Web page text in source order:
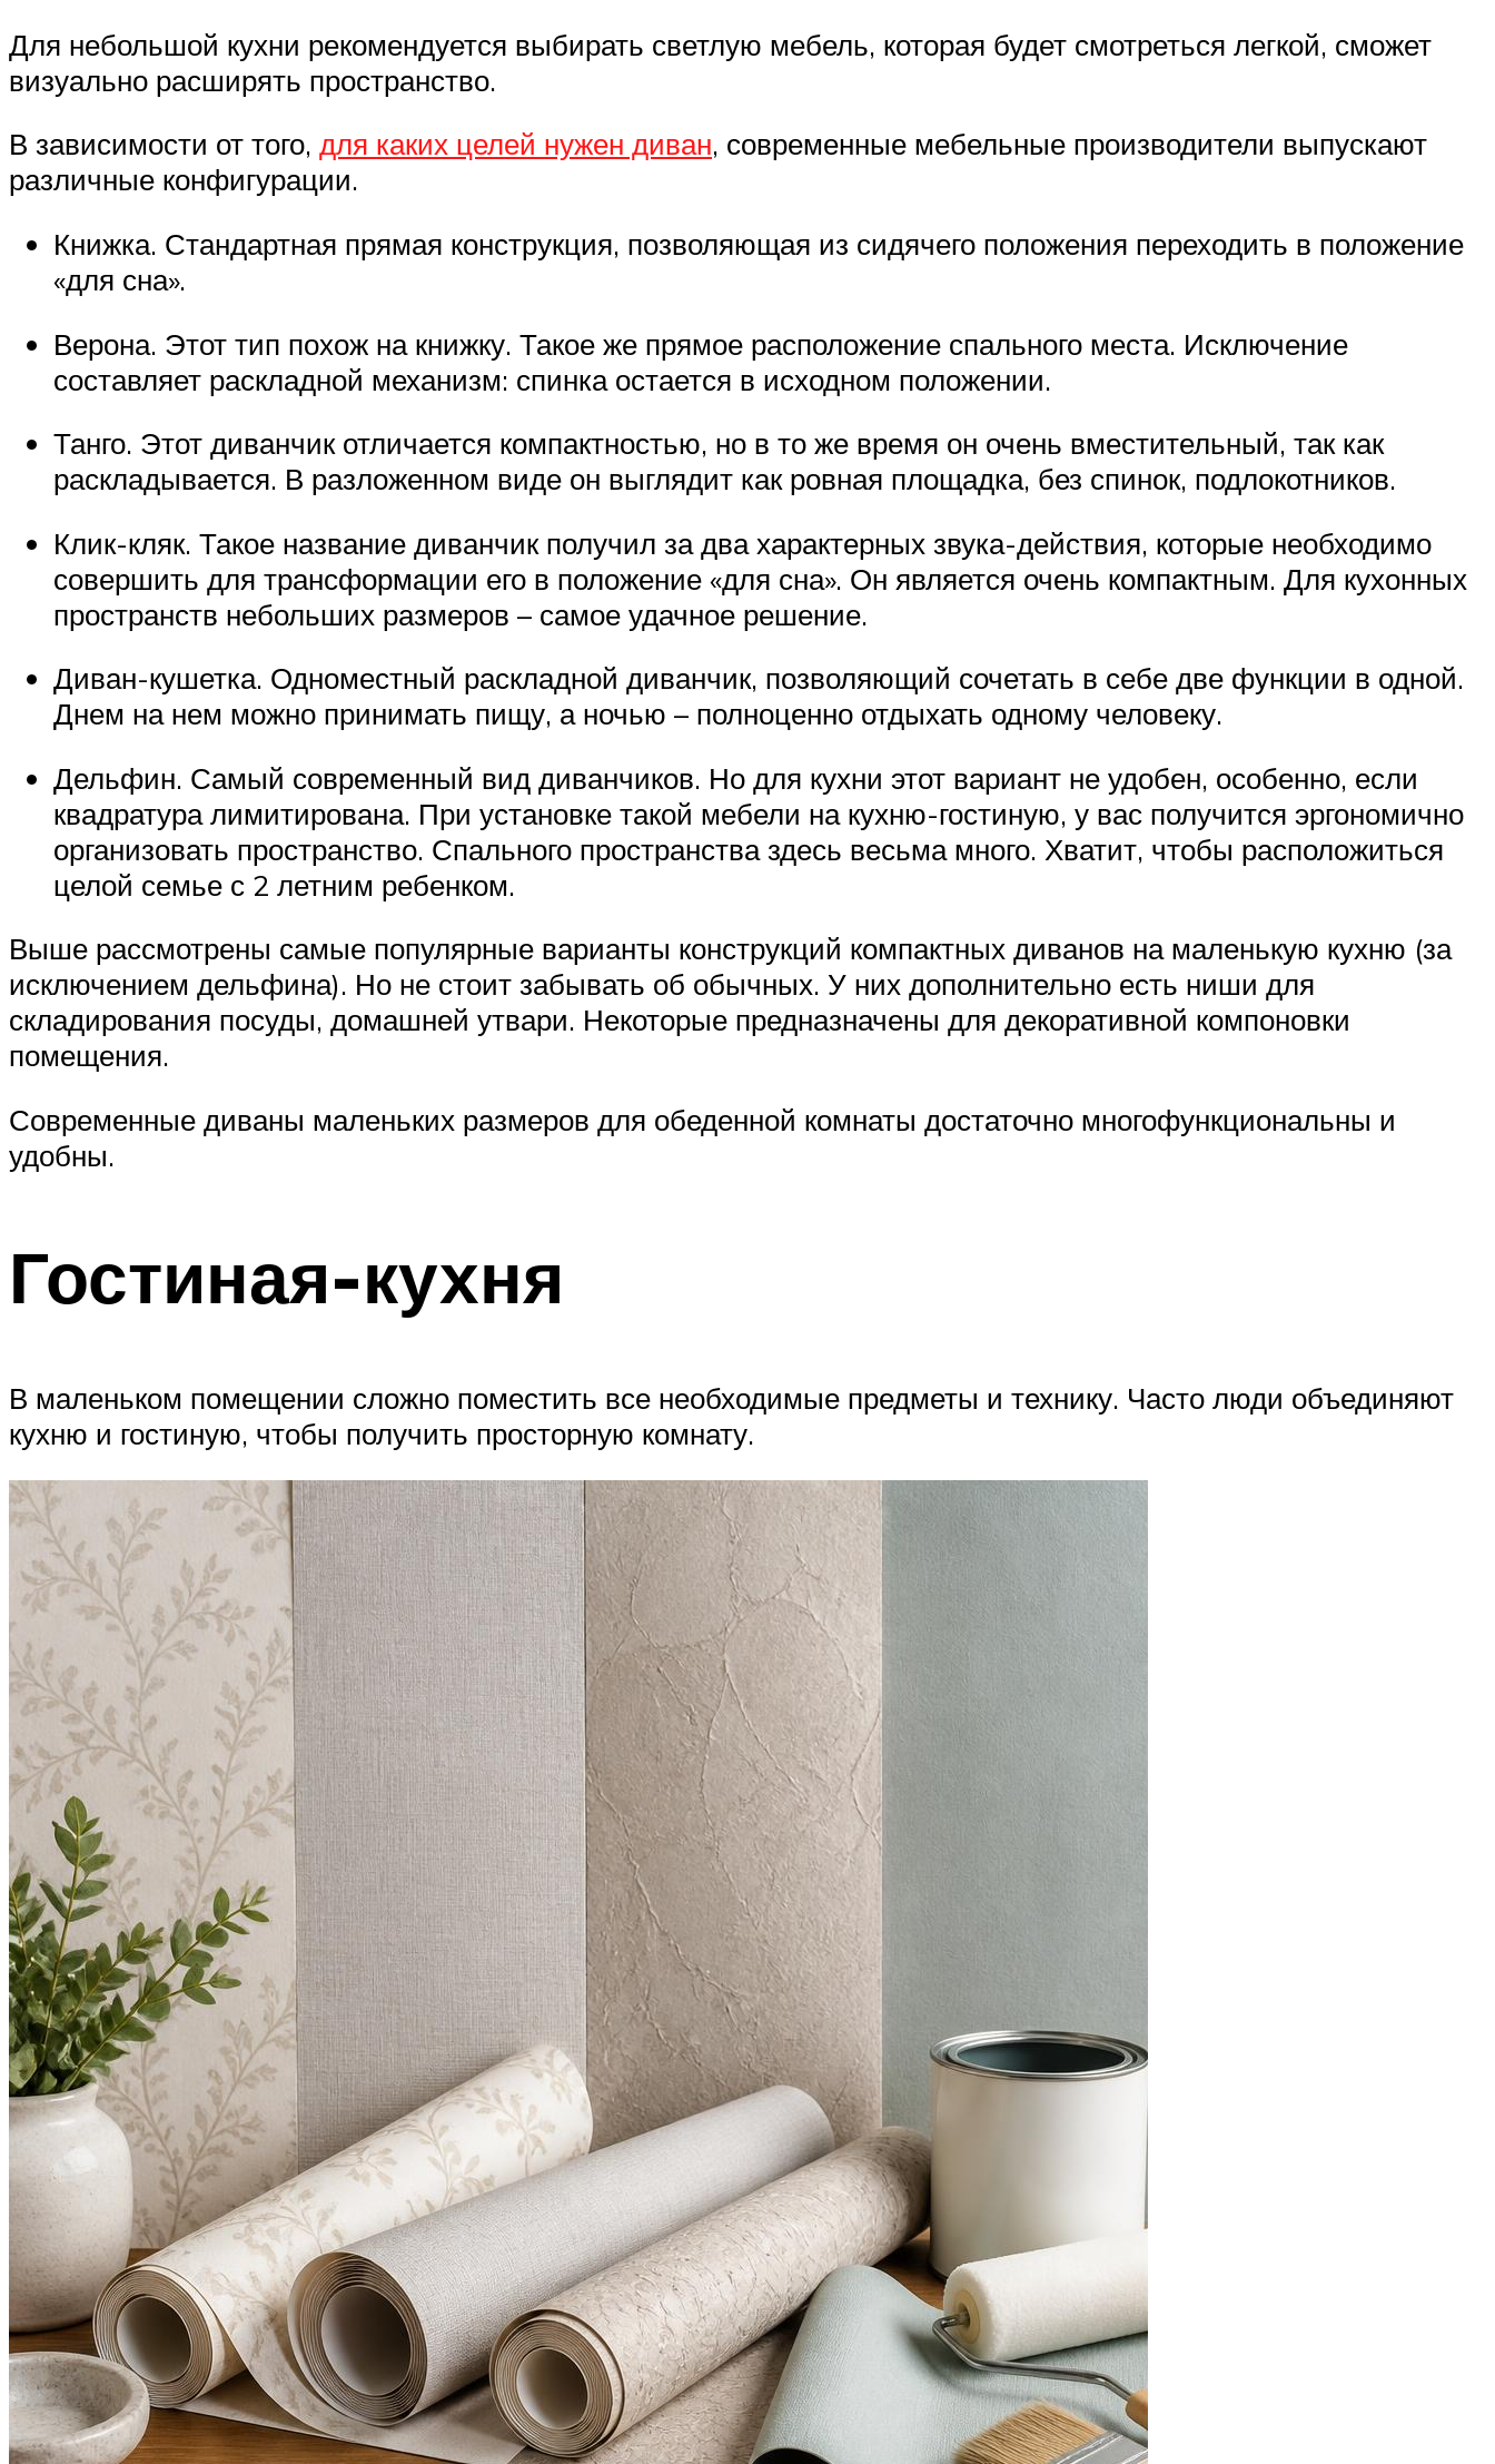
Для небольшой кухни рекомендуется выбирать светлую мебель, которая будет смотреться легкой, сможет
визуально расширять пространство.
В зависимости от того, для каких целей нужен диван, современные мебельные производители выпускают
различные конфигурации.
Книжка. Стандартная прямая конструкция, позволяющая из сидячего положения переходить в положение
«для сна».
Верона. Этот тип похож на книжку. Такое же прямое расположение спального места. Исключение
составляет раскладной механизм: спинка остается в исходном положении.
Танго. Этот диванчик отличается компактностью, но в то же время он очень вместительный, так как
раскладывается. В разложенном виде он выглядит как ровная площадка, без спинок, подлокотников.
Клик-кляк. Такое название диванчик получил за два характерных звука-действия, которые необходимо
совершить для трансформации его в положение «для сна». Он является очень компактным. Для кухонных
пространств небольших размеров – самое удачное решение.
Диван-кушетка. Одноместный раскладной диванчик, позволяющий сочетать в себе две функции в одной.
Днем на нем можно принимать пищу, а ночью – полноценно отдыхать одному человеку.
Дельфин. Самый современный вид диванчиков. Но для кухни этот вариант не удобен, особенно, если
квадратура лимитирована. При установке такой мебели на кухню-гостиную, у вас получится эргономично
организовать пространство. Спального пространства здесь весьма много. Хватит, чтобы расположиться
целой семье с 2 летним ребенком.
Выше рассмотрены самые популярные варианты конструкций компактных диванов на маленькую кухню (за
исключением дельфина). Но не стоит забывать об обычных. У них дополнительно есть ниши для
складирования посуды, домашней утвари. Некоторые предназначены для декоративной компоновки
помещения.
Современные диваны маленьких размеров для обеденной комнаты достаточно многофункциональны и
удобны.
Гостиная-кухня
В маленьком помещении сложно поместить все необходимые предметы и технику. Часто люди объединяют
кухню и гостиную, чтобы получить просторную комнату.